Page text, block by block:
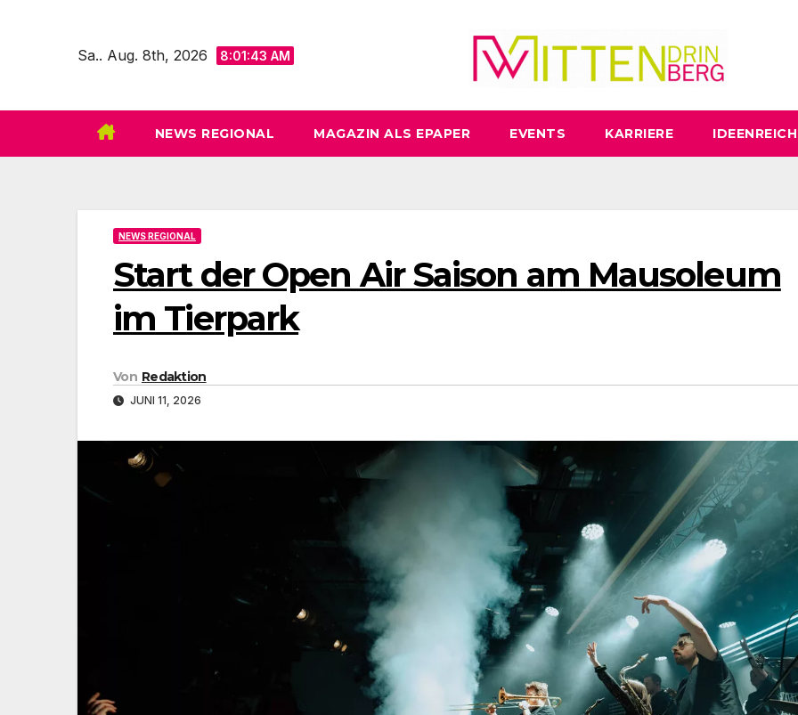
Sa.. Aug. 8th, 2026 8:01:44 AM
NEWS REGIONAL MAGAZIN ALS EPAPER EVENTS KARRIERE IDEENREICH
NEWS REGIONAL
Start der Open Air Saison am Mausoleum
im Tierpark
Von Redaktion
JUNI 11, 2026